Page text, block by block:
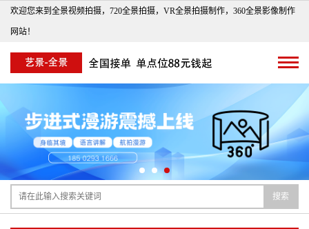
欢迎您来到全景视频拍摄，720全景拍摄，VR全景拍摄制作，360全景影像制作
网站！
搜索